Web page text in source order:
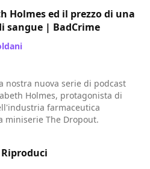
Holmes ed il prezzo di una
sangue | BadCrime
nostra nuova serie di podcast
Holmes, protagonista di
farmaceutica
miniserie The Dropout.
Riproduci